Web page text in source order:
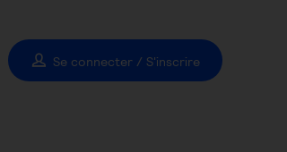
Se connecter / S'inscrire